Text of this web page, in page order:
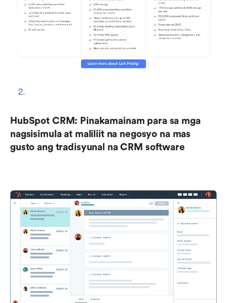
HubSpot CRM: Pinakamainam para sa mga
nagsisimula at maliliit na negosyo na mas
gusto ang tradisyunal na CRM software